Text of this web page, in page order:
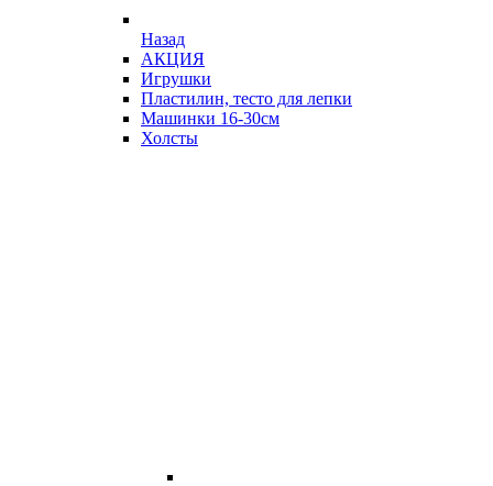
Назад
АКЦИЯ
Игрушки
Пластилин, тесто для лепки
Машинки 16-30см
Холсты